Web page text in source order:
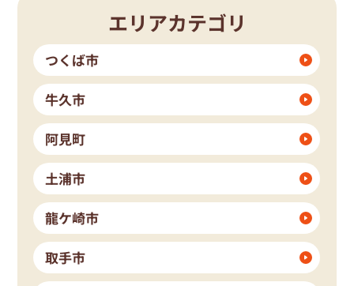
エリアカテゴリ
つくば市
牛久市
阿見町
土浦市
龍ケ崎市
取手市